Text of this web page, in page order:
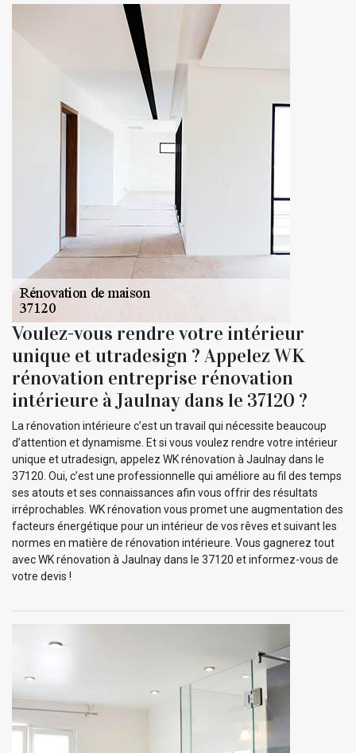
Voulez-vous rendre votre intérieur
unique et utradesign ? Appelez WK
rénovation entreprise rénovation
intérieure à Jaulnay dans le 37120 ?
La rénovation intérieure c’est un travail qui nécessite beaucoup
d’attention et dynamisme. Et si vous voulez rendre votre intérieur
unique et utradesign, appelez WK rénovation à Jaulnay dans le
37120. Oui, c’est une professionnelle qui améliore au fil des temps
ses atouts et ses connaissances afin vous offrir des résultats
irréprochables. WK rénovation vous promet une augmentation des
facteurs énergétique pour un intérieur de vos rêves et suivant les
normes en matière de rénovation intérieure. Vous gagnerez tout
avec WK rénovation à Jaulnay dans le 37120 et informez-vous de
votre devis !